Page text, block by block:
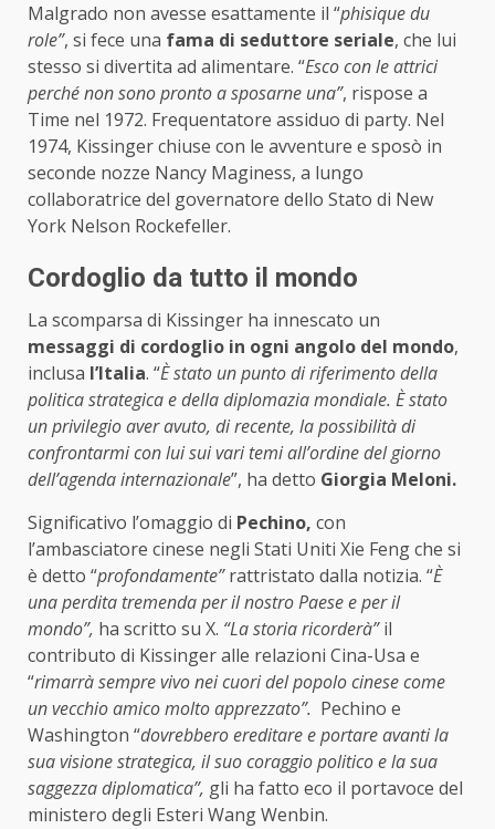
Malgrado non avesse esattamente il “phisique du
role”, si fece una fama di seduttore seriale, che lui
stesso si divertita ad alimentare. “Esco con le attrici
perché non sono pronto a sposarne una”, rispose a
Time nel 1972. Frequentatore assiduo di party. Nel
1974, Kissinger chiuse con le avventure e sposò in
seconde nozze Nancy Maginess, a lungo
collaboratrice del governatore dello Stato di New
York Nelson Rockefeller.
Cordoglio da tutto il mondo
La scomparsa di Kissinger ha innescato un
messaggi di cordoglio in ogni angolo del mondo,
inclusa l’Italia. “È stato un punto di riferimento della
politica strategica e della diplomazia mondiale. È stato
un privilegio aver avuto, di recente, la possibilità di
confrontarmi con lui sui vari temi all’ordine del giorno
dell’agenda internazionale”, ha detto Giorgia Meloni.
Significativo l’omaggio di Pechino, con
l’ambasciatore cinese negli Stati Uniti Xie Feng che si
è detto “profondamente”rattristato dalla notizia. “È
una perdita tremenda per il nostro Paese e per il
mondo”, ha scritto su X. “La storia ricorderà”il
contributo di Kissinger alle relazioni Cina-Usa e
“rimarrà sempre vivo nei cuori del popolo cinese come
un vecchio amico molto apprezzato”. Pechino e
Washington “dovrebbero ereditare e portare avanti la
sua visione strategica, il suo coraggio politico e la sua
saggezza diplomatica”, gli ha fatto eco il portavoce del
ministero degli Esteri Wang Wenbin.